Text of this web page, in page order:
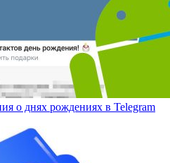
о днях рождениях в Telegram